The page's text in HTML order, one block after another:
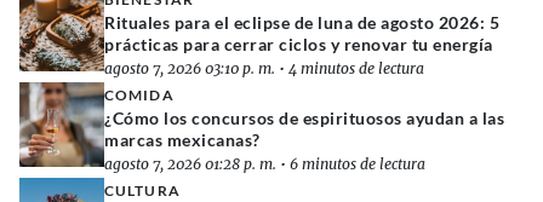
Rituales para el eclipse de luna de agosto 2026: 5
prácticas para cerrar ciclos y renovar tu energía
agosto 7, 2026 03:10 p. m. • 4 minutos de lectura
COMIDA
¿Cómo los concursos de espirituosos ayudan a las
marcas mexicanas?
agosto 7, 2026 01:28 p. m. • 6 minutos de lectura
CULTURA